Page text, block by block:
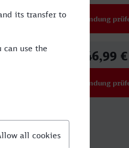
Verbindung
46,99 €
Verbindung